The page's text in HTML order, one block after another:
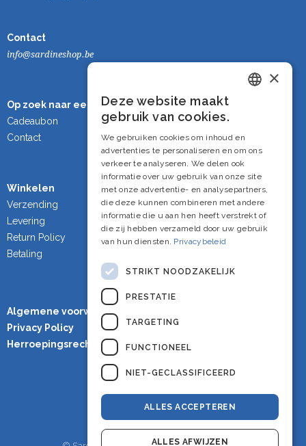
Contact
info@sardineshop.be
Op zoek naar een cadeau?
Cadeaubon
Contact
Winkelen
Verzending
Levering
Return Policy
Betaling
Algemene voorwaarden
Privacy Policy
Herroepingsrecht
×
Deze website maakt
gebruik van cookies.
We gebruiken cookies om inhoud en
advertenties te personaliseren en om ons
verkeer te analyseren. We delen ook
informatie over uw gebruik van onze site
met onze advertentie- en analysepartners,
die deze kunnen combineren met andere
informatie die u aan hen heeft verstrekt of
die zij hebben verzameld door uw gebruik
van hun diensten. Privacybeleid
STRIKT NOODZAKELIJK
PRESTATIE
TARGETING
FUNCTIONEEL
NIET-GECLASSIFICEERD
ALLES ACCEPTEREN
ALLES AFWIJZEN